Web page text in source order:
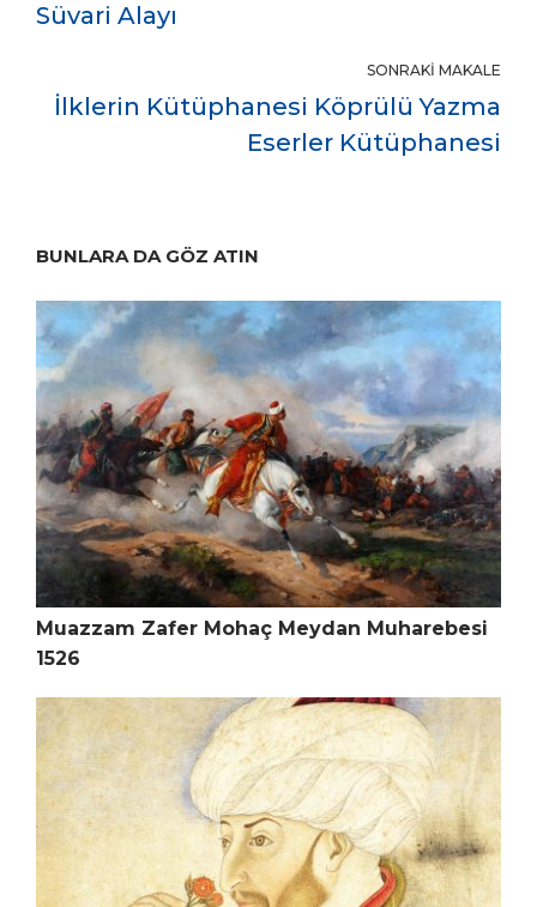
Süvari Alayı
SONRAKI MAKALE
İlklerin Kütüphanesi Köprülü Yazma
Eserler Kütüphanesi
BUNLARA DA GÖZ ATIN
Muazzam Zafer Mohaç Meydan Muharebesi
1526